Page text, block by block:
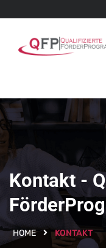
Kontakt -
HOME KONTAKT